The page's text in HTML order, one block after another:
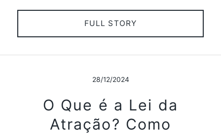
FULL STORY
28/12/2024
O Que é a Lei da
Atração? Como